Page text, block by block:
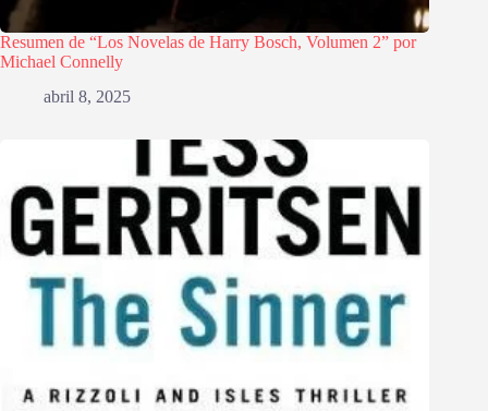
Resumen de “Los Novelas de Harry Bosch, Volumen 2” por
Michael Connelly
abril 8, 2025